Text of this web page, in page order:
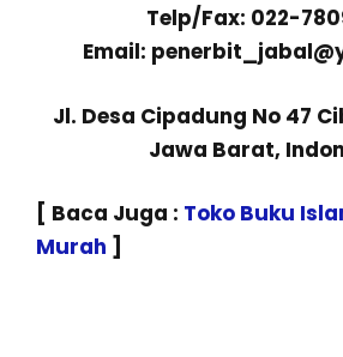
Telp/Fax: 022-
Email:
Jl. Desa Cipadung No 47
Jawa Barat,
[ Baca Juga : Toko Buku
Murah ]